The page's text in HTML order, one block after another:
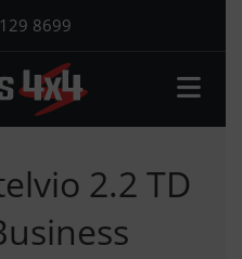
8699
2.2 TD